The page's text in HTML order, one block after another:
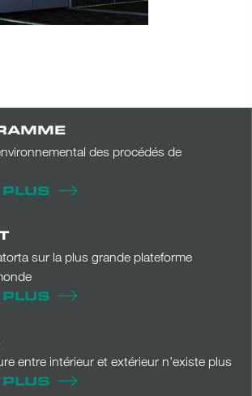
des procédés de
sur la plus grande plateforme
entre intérieur et extérieur n’existe plus